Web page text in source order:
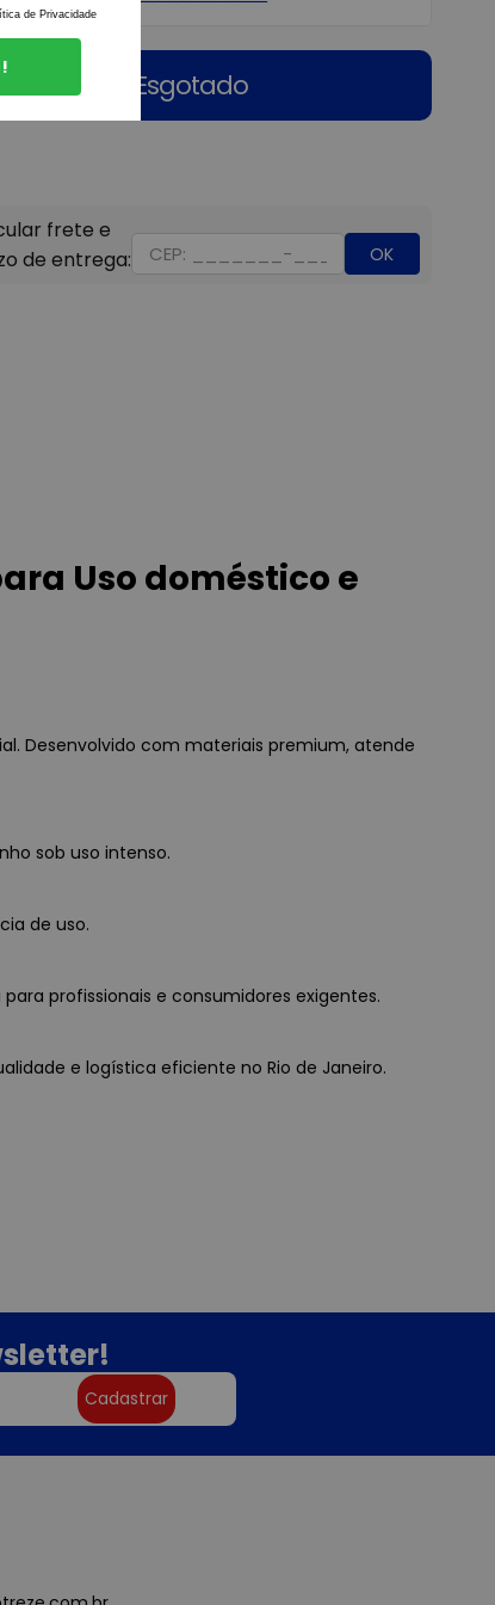
Esgotado
OK
Uso doméstico e
Desenvolvido com materiais premium, atende
sob uso intenso.
de uso.
profissionais e consumidores exigentes.
e logística eficiente no Rio de Janeiro.
Cadastrar
de Privacidade